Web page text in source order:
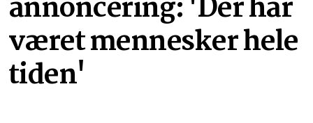
annoncering: 'Der har
været mennesker hele
tiden'